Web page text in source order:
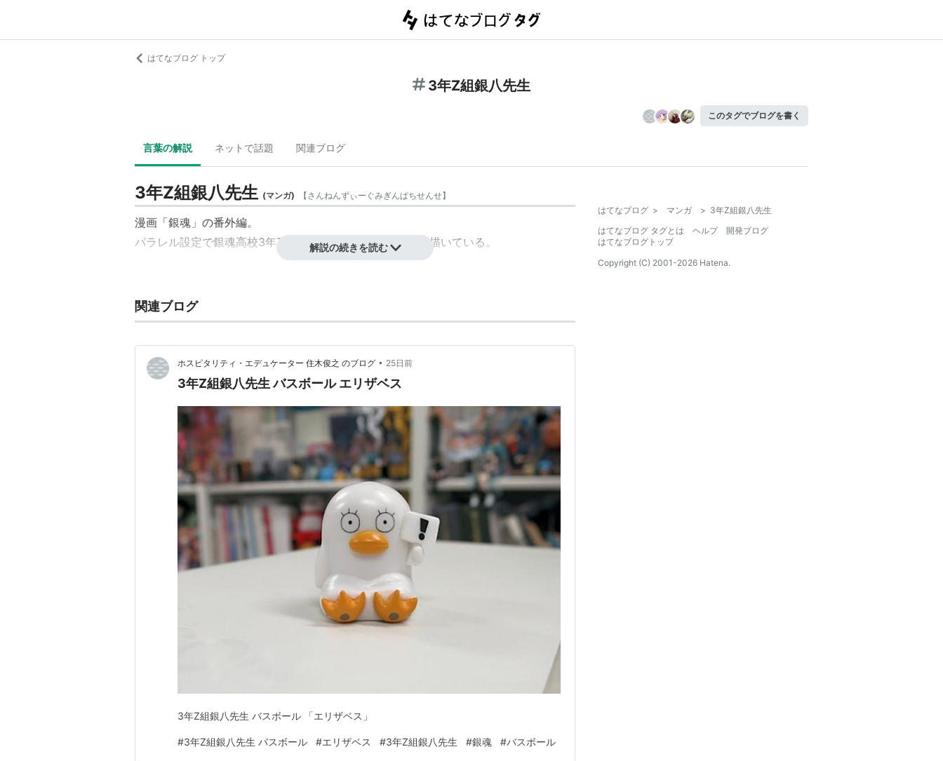
はてなブログ トップ
3年Z組銀八先生
このタグでブログを書く
言葉の解説 ネットで話題 関連ブログ
3年Z組銀八先生 (マンガ) 【さんねんずぃーぐみぎんぱちせんせ】
漫画「銀魂 」の番外編。
パラレル設定で銀魂高校3年Z組というクラスの学園生活を描いている。
解説の続きを読む
関連ブログ
ホスピタリティ・エデュケーター 住木俊之 のブログ • 25日前
3年Z組銀八先生 バスボール エリザベス
3年Z組銀八先生 バスボール 「エリザベス」
#3年Z組銀八先生 バスボール #エリザベス #3年Z組銀八先生 #銀魂 #バスボール
はてなブログ > マンガ > 3年Z組銀八先生
はてなブログ タグとは
ヘルプ
開発ブログ
はてなブログトップ
Copyright (C) 2001-2026 Hatena.